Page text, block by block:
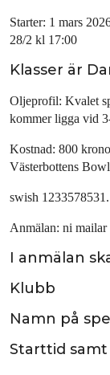
Starter: 1 mars
28/2 kl 17:00
Klasser är
Oljeprofil: Kvalet
kommer ligga vid
Kostnad: 800
Västerbottens
swish 1233578531.
Anmälan: ni mailar
I anmälan
Klubb
Namn på
Starttid samt